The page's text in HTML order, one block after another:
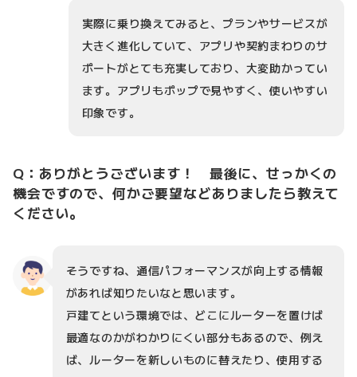
実際に乗り換えてみると、プランやサービスが
大きく進化していて、アプリや契約まわりのサ
ポートがとても充実しており、大変助かってい
ます。アプリもポップで見やすく、使いやすい
印象です。
Q：ありがとうございます！ 最後に、せっかくの
機会ですので、何かご要望などありましたら教えて
ください。
そうですね、通信パフォーマンスが向上する情報
があれば知りたいなと思います。
戸建てという環境では、どこにルーターを置けば
最適なのかがわかりにくい部分もあるので、例え
ば、ルーターを新しいものに替えたり、使用する